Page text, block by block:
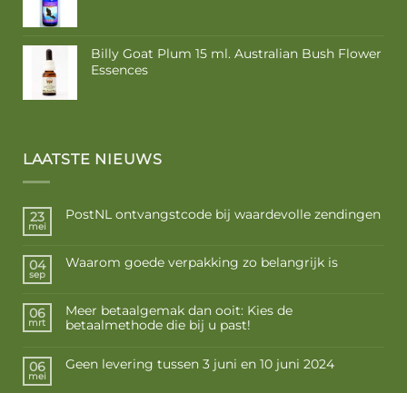
Billy Goat Plum 15 ml. Australian Bush Flower
Essences
LAATSTE NIEUWS
23
mei
PostNL ontvangstcode bij waardevolle zendingen
04
sep
Waarom goede verpakking zo belangrijk is
06
mrt
Meer betaalgemak dan ooit: Kies de
betaalmethode die bij u past!
06
mei
Geen levering tussen 3 juni en 10 juni 2024